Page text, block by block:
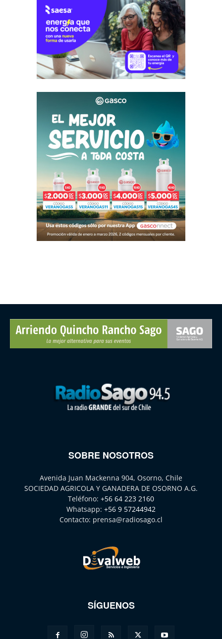
SOBRE NOSOTROS
Avenida Juan Mackenna 904, Osorno, Chile
SOCIEDAD AGRICOLA Y GANADERA DE OSORNO A.G.
Teléfono: +56 64 223 2160
Whatsapp: +56 9 57244942
Contacto: prensa@radiosago.cl
SÍGUENOS